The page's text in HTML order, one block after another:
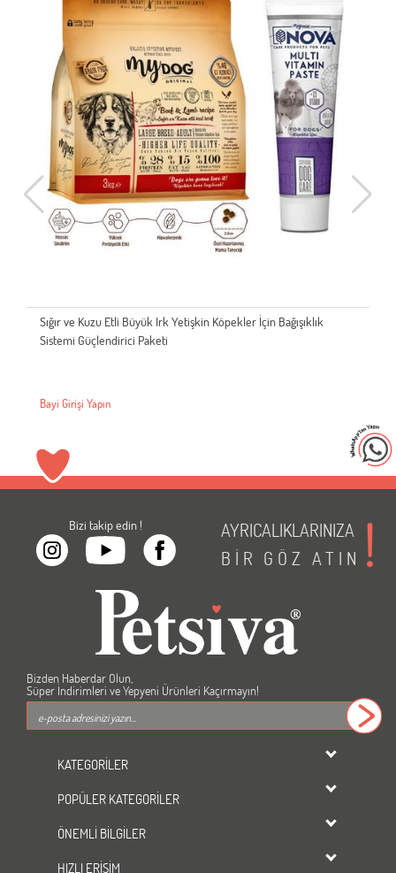
Sığır ve Kuzu Etli Büyük Irk Yetişkin Köpekler İçin Bağışıklık
Sistemi Güçlendirici Paketi
Bayi Girişi Yapın
Bizi takip edin !
AYRICALIKLARINIZA
BİR GÖZ ATIN
Bizden Haberdar Olun,
Süper İndirimleri ve Yepyeni Ürünleri Kaçırmayın!
KATEGORİLER
dondurulmuş ürünler
KÖPEK
POPÜLER KATEGORİLER
Kedi Maması
Kedi Kumu
ÖNEMLİ BİLGİLER
Üyelik Sözleşmesi
HIZLI ERİŞİM